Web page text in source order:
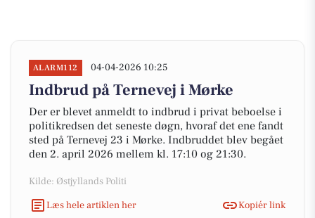
ALARM112 04-04-2026 10:25
Indbrud på Ternevej i Mørke
Der er blevet anmeldt to indbrud i privat beboelse i
politikredsen det seneste døgn, hvoraf det ene fandt
sted på Ternevej 23 i Mørke. Indbruddet blev begået
den 2. april 2026 mellem kl. 17:10 og 21:30.
Kilde: Østjyllands Politi
Læs hele artiklen her
Kopiér link